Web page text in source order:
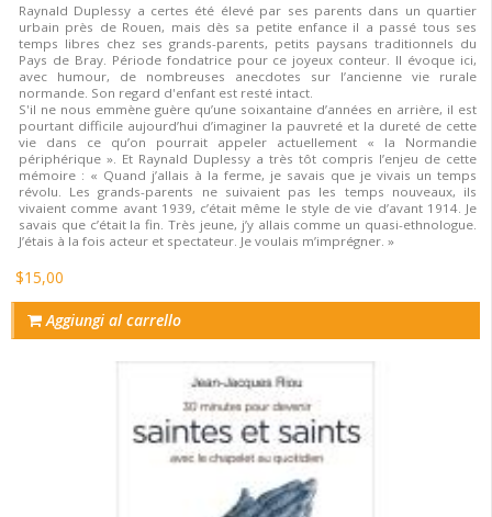
Raynald Duplessy a certes été élevé par ses parents dans un quartier
urbain près de Rouen, mais dès sa petite enfance il a passé tous ses
temps libres chez ses grands-parents, petits paysans traditionnels du
Pays de Bray. Période fondatrice pour ce joyeux conteur. Il évoque ici,
avec humour, de nombreuses anecdotes sur l’ancienne vie rurale
normande. Son regard d'enfant est resté intact.
S'il ne nous emmène guère qu’une soixantaine d’années en arrière, il est
pourtant difficile aujourd’hui d’imaginer la pauvreté et la dureté de cette
vie dans ce qu’on pourrait appeler actuellement « la Normandie
périphérique ». Et Raynald Duplessy a très tôt compris l’enjeu de cette
mémoire : « Quand j’allais à la ferme, je savais que je vivais un temps
révolu. Les grands-parents ne suivaient pas les temps nouveaux, ils
vivaient comme avant 1939, c’était même le style de vie d’avant 1914. Je
savais que c’était la fin. Très jeune, j’y allais comme un quasi-ethnologue.
J’étais à la fois acteur et spectateur. Je voulais m’imprégner. »
$15,00
Aggiungi al carrello